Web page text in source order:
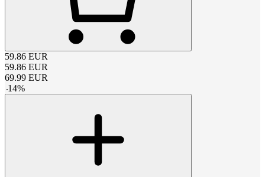
59.86 EUR
59.86 EUR
69.99 EUR
-14%